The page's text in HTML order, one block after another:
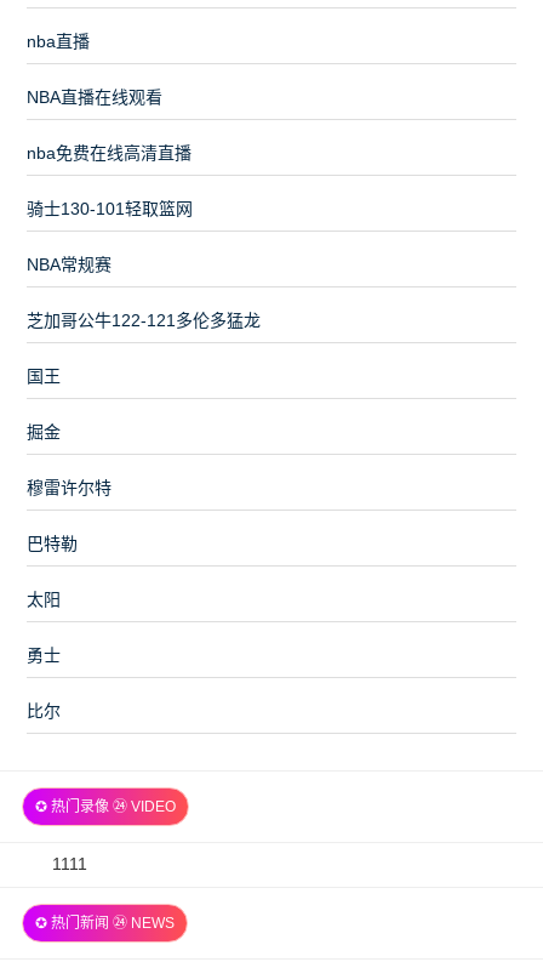
nba直播
NBA直播在线观看
nba免费在线高清直播
骑士130-101轻取篮网
NBA常规赛
芝加哥公牛122-121多伦多猛龙
国王
掘金
穆雷许尔特
巴特勒
太阳
勇士
比尔
✪ 热门录像 ㉔ VIDEO
2026-
06
1111
✪ 热门新闻 ㉔ NEWS